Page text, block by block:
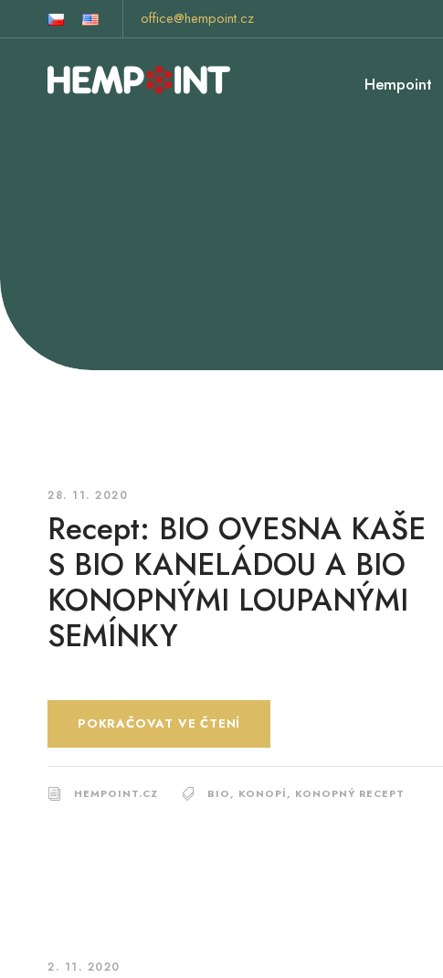
office@hempoint.cz
Hempoint
28. 11. 2020
Recept: BIO OVESNA KAŠE
S BIO KANELÁDOU A BIO
KONOPNÝMI LOUPANÝMI
SEMÍNKY
POKRAČOVAT VE ČTENÍ
HEMPOINT.CZ BIO, KONOPÍ, KONOPNÝ RECEPT
2. 11. 2020